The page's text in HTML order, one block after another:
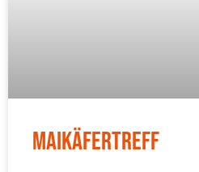
Maikäfertreff